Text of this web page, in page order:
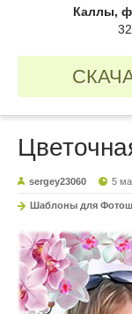
Каллы,
sergey23060 5
Шаблоны для